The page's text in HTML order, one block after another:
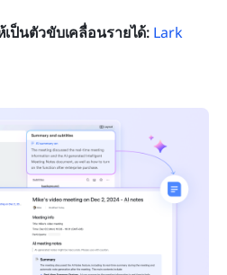
ป็นตัวขับเคลื่อนรายได้: Lark